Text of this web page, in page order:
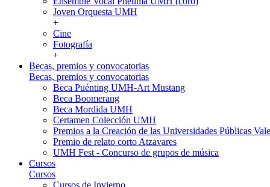
Joven Orquesta UMH
+
Cine
Fotografía
+
Becas, premios y convocatorias
Becas, premios y convocatorias
Beca Puénting UMH-Art Mustang
Beca Boomerang
Beca Mordida UMH
Certamen Colección UMH
Premios a la Creación de las Universidades Públicas
Premio de relato corto Atzavares
UMH Fest - Concurso de grupos de música
Cursos
Cursos
Cursos de Invierno